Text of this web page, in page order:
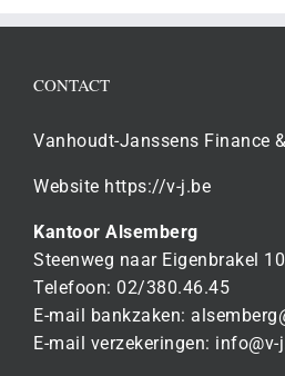
CONTACT
Vanhoudt-Janssens Finance
Website https://v-j.be
Kantoor Alsemberg
Steenweg naar Eigenbrakel
Telefoon: 02/380.46.45
E-mail bankzaken:
E-mail verzekeringen: info@v-